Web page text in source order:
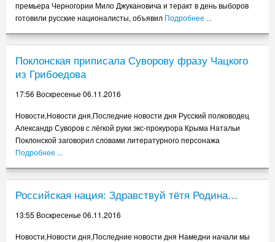
Показать еще новости
премьера Черногории Мило Джукановича и теракт в день выборов
готовили русские националисты, объявил Подробнее ...
Поклонская приписала Суворову фразу Чацкого
из Грибоедова
17:56 Воскресенье 06.11.2016
Новости,Новости дня,Последние новости дня Русский полководец
Александр Суворов с лёгкой руки экс-прокурора Крыма Натальи
Поклонской заговорил словами литературного персонажа
Подробнее ...
Российская нация: Здравствуй тётя Родина…
13:55 Воскресенье 06.11.2016
Новости,Новости дня,Последние новости дня Намедни начали мы